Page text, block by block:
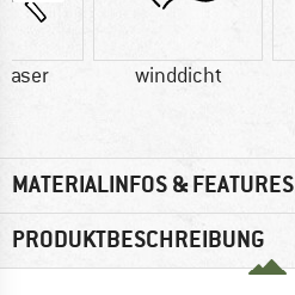
winddicht
MATERIALINFOS & FEATURES
PRODUKTBESCHREIBUNG